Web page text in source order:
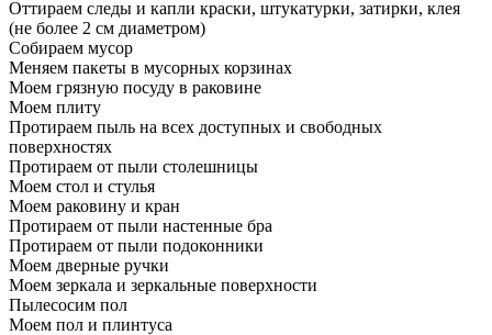
Оттираем следы и капли краски, штукатурки, затирки, клея
(не более 2 см диаметром)
Собираем мусор
Меняем пакеты в мусорных корзинах
Моем грязную посуду в раковине
Моем плиту
Протираем пыль на всех доступных и свободных
поверхностях
Протираем от пыли столешницы
Моем стол и стулья
Моем раковину и кран
Протираем от пыли настенные бра
Протираем от пыли подоконники
Моем дверные ручки
Моем зеркала и зеркальные поверхности
Пылесосим пол
Моем пол и плинтуса